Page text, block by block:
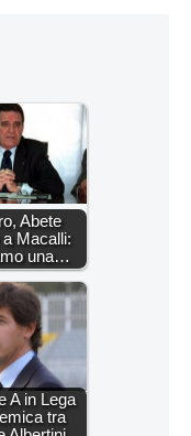
Abete
Macalli:
una…
A in Lega
tra